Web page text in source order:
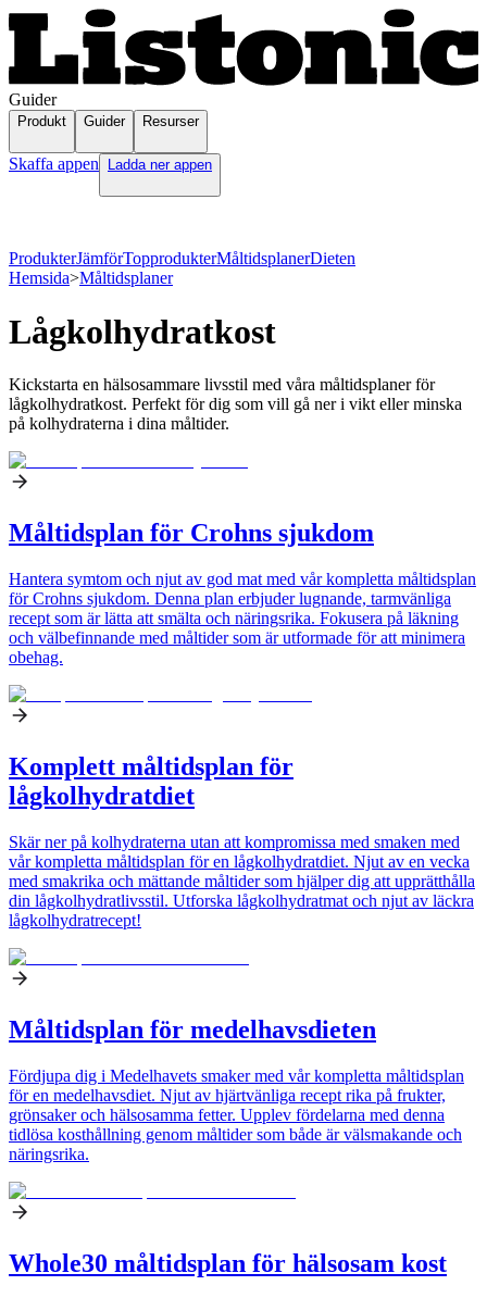
Guider
Produkt Guider Resurser
Skaffa appen Ladda ner appen
ProdukterJämförTopprodukterMåltidsplanerDieten
Hemsida>Måltidsplaner
Lågkolhydratkost
Kickstarta en hälsosammare livsstil med våra måltidsplaner för
lågkolhydratkost. Perfekt för dig som vill gå ner i vikt eller minska
på kolhydraterna i dina måltider.
Måltidsplan för Crohns sjukdom
Hantera symtom och njut av god mat med vår kompletta måltidsplan
för Crohns sjukdom. Denna plan erbjuder lugnande, tarmvänliga
recept som är lätta att smälta och näringsrika. Fokusera på läkning
och välbefinnande med måltider som är utformade för att minimera
obehag.
Komplett måltidsplan för
lågkolhydratdiet
Skär ner på kolhydraterna utan att kompromissa med smaken med
vår kompletta måltidsplan för en lågkolhydratdiet. Njut av en vecka
med smakrika och mättande måltider som hjälper dig att upprätthålla
din lågkolhydratlivsstil. Utforska lågkolhydratmat och njut av läckra
lågkolhydratrecept!
Måltidsplan för medelhavsdieten
Fördjupa dig i Medelhavets smaker med vår kompletta måltidsplan
för en medelhavsdiet. Njut av hjärtvänliga recept rika på frukter,
grönsaker och hälsosamma fetter. Upplev fördelarna med denna
tidlösa kosthållning genom måltider som både är välsmakande och
näringsrika.
Whole30 måltidsplan för hälsosam kost